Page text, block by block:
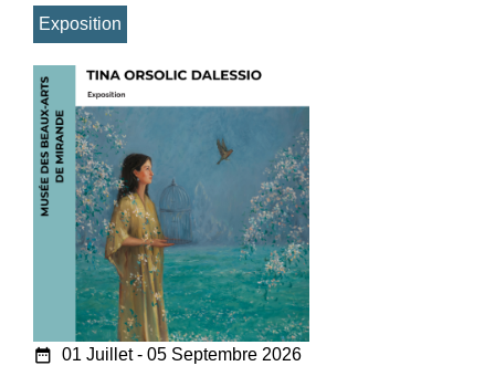
Exposition
date_range 01 Juillet - 05 Septembre 2026